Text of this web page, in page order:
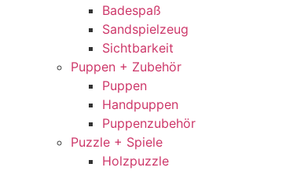
Badespaß
Sandspielzeug
Sichtbarkeit
Puppen + Zubehör
Puppen
Handpuppen
Puppenzubehör
Puzzle + Spiele
Holzpuzzle